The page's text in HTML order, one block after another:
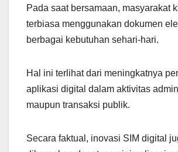
Pada saat bersamaan, masyarakat
terbiasa menggunakan dokumen
berbagai kebutuhan sehari-hari.
Hal ini terlihat dari meningkatnya
aplikasi digital dalam aktivitas
maupun transaksi publik.
Secara faktual, inovasi SIM digital